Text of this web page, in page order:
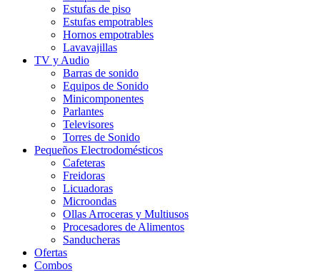
Estufas de piso
Estufas empotrables
Hornos empotrables
Lavavajillas
TV y Audio
Barras de sonido
Equipos de Sonido
Minicomponentes
Parlantes
Televisores
Torres de Sonido
Pequeños Electrodomésticos
Cafeteras
Freidoras
Licuadoras
Microondas
Ollas Arroceras y Multiusos
Procesadores de Alimentos
Sanducheras
Ofertas
Combos